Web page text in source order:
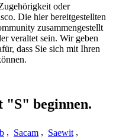
oder
Die hier bereitgestellten
zusammengestellt
veraltet sein. Wir geben
dass Sie sich mit Ihren
"S" beginnen.
, Sacam , Saewit ,